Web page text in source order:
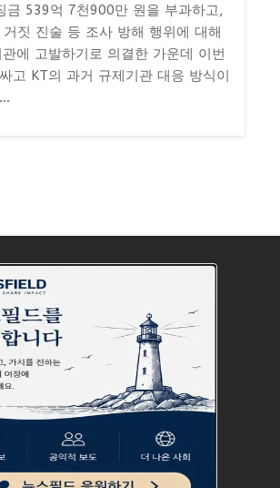
금 539억 7천900만 원을 부과하고,
짓 진술 등 조사 방해 행위에 대해
에 고발하기로 의결한 가운데 이번
고 KT의 과거 규제기관 대응 방식이